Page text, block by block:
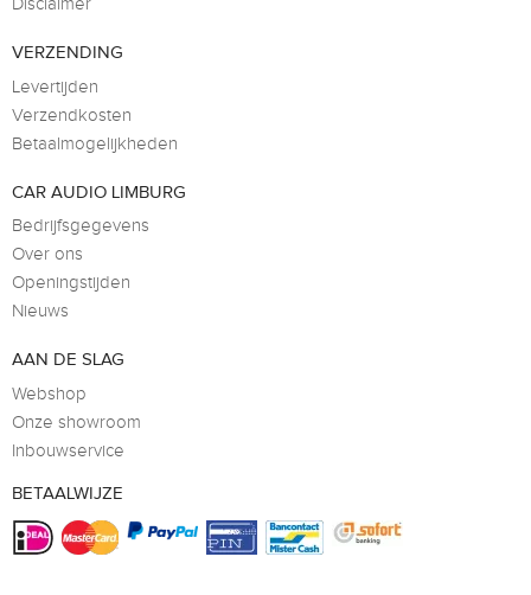
Disclaimer
VERZENDING
Levertijden
Verzendkosten
Betaalmogelijkheden
CAR AUDIO LIMBURG
Bedrijfsgegevens
Over ons
Openingstijden
Nieuws
AAN DE SLAG
Webshop
Onze showroom
Inbouwservice
BETAALWIJZE